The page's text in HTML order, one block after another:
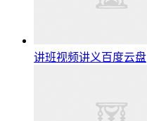
讲班视频讲义百度云盘